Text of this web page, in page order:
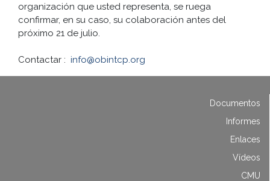
organización que usted representa, se ruega
confirmar, en su caso, su colaboración antes del
próximo 21 de julio.
Contactar : info@obintcp.org
Documentos
Informes
Enlaces
Vídeos
CMU